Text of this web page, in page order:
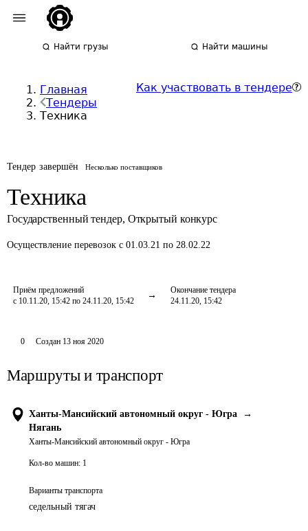
Найти грузы Найти машины
Главная
Тендеры
Техника
Как участвовать в тендере
Тендер завершён Несколько поставщиков
Техника
Государственный тендер, Открытый конкурс
Осуществление перевозок с 01.03.21 по 28.02.22
Приём предложений
с 10.11.20, 15:42 по 24.11.20, 15:42
Окончание тендера
24.11.20, 15:42
0 Создан 13 ноя 2020
Маршруты и транспорт
Ханты-Мансийский автономный округ - Югра
→
Нягань
Ханты-Мансийский автономный округ - Югра
Кол-во машин: 1
Варианты транспорта
седельный тягач